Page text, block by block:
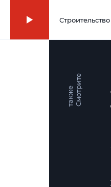
00:00
С
м
о
т
р и
т
е
т
а
к
ж
е